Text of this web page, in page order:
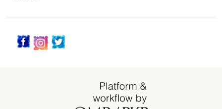
Redes_Sociales